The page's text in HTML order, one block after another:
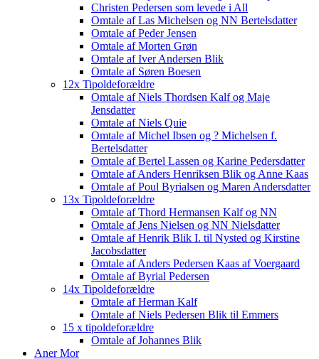
Christen Pedersen som levede i All
Omtale af Las Michelsen og NN Bertelsdatter
Omtale af Peder Jensen
Omtale af Morten Grøn
Omtale af Iver Andersen Blik
Omtale af Søren Boesen
12x Tipoldeforældre
Omtale af Niels Thordsen Kalf og Maje
Jensdatter
Omtale af Niels Quie
Omtale af Michel Ibsen og ? Michelsen f.
Bertelsdatter
Omtale af Bertel Lassen og Karine Pedersdatter
Omtale af Anders Henriksen Blik og Anne Kaas
Omtale af Poul Byrialsen og Maren Andersdatter
13x Tipoldeforældre
Omtale af Thord Hermansen Kalf og NN
Omtale af Jens Nielsen og NN Nielsdatter
Omtale af Henrik Blik I. til Nysted og Kirstine
Jacobsdatter
Omtale af Anders Pedersen Kaas af Voergaard
Omtale af Byrial Pedersen
14x Tipoldeforældre
Omtale af Herman Kalf
Omtale af Niels Pedersen Blik til Emmers
15 x tipoldeforældre
Omtale af Johannes Blik
Aner Mor